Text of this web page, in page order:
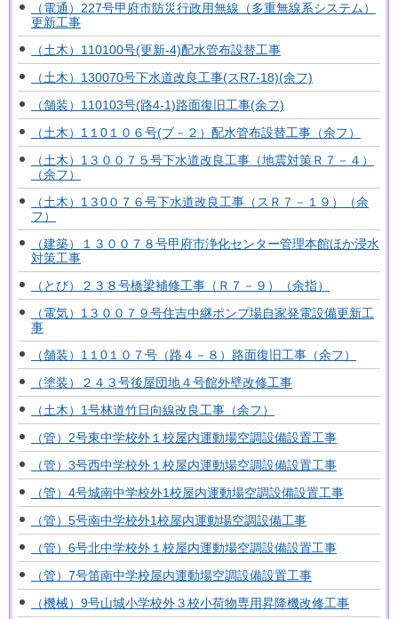
（電通）227号甲府市防災行政用無線（多重無線系システム）
更新工事
（土木）110100号(更新-4)配水管布設替工事
（土木）130070号下水道改良工事(スR7-18)(余フ)
（舗装）110103号(路4-1)路面復旧工事(余フ)
（土木）1１0１０６号(ブ－２）配水管布設替工事（余フ）
（土木）1３００７５号下水道改良工事（地震対策Ｒ７－４）
（余フ）
（土木）1３0０７６号下水道改良工事（スＲ７－１９）（余
フ）
（建築）１３００７８号甲府市浄化センター管理本館ほか浸水
対策工事
（とび）２３８号橋梁補修工事（Ｒ７－９）（余指）
（電気）1３００７９号住吉中継ポンプ場自家発電設備更新工
事
（舗装）1１0１０７号（路４－８）路面復旧工事（余フ）
（塗装）２４３号後屋団地４号館外壁改修工事
（土木）1号林道竹日向線改良工事（余フ）
（管）2号東中学校外１校屋内運動場空調設備設置工事
（管）3号西中学校外１校屋内運動場空調設備設置工事
（管）4号城南中学校外1校屋内運動場空調設備設置工事
（管）5号南中学校外1校屋内運動場空調設備工事
（管）6号北中学校外１校屋内運動場空調設備設置工事
（管）7号笛南中学校屋内運動場空調設備設置工事
（機械）9号山城小学校外３校小荷物専用昇降機改修工事